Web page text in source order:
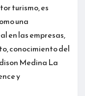
turismo, es
una
en las empresas,
conocimiento del
Medina La
y